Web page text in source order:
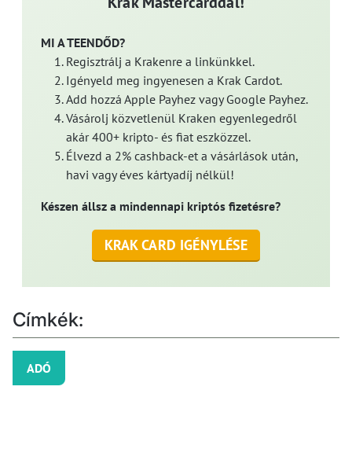
MI A TEENDŐD?
Regisztrálj a Krakenre a linkünkkel.
Igényeld meg ingyenesen a Krak Cardot.
Add hozzá Apple Payhez vagy Google Payhez.
Vásárolj közvetlenül Kraken egyenlegedről
akár 400+ kripto- és fiat eszközzel.
Élvezd a 2% cashback-et a vásárlások után,
havi vagy éves kártyadíj nélkül!
Készen állsz a mindennapi kriptós fizetésre?
KRAK CARD IGÉNYLÉSE
Címkék:
ADÓ